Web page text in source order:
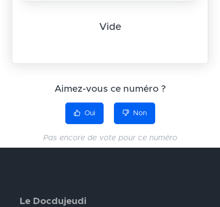
Vide
Aimez-vous ce numéro ?
Oui Non
Pas encore de vote pour ce numéro
Le Docdujeudi